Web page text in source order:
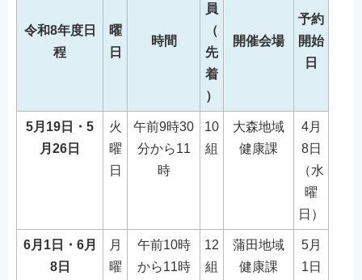
令和8年度日
程
曜
日
時間
員
（
先
着
）
開催会場
予約
開始
日
5月19日・5
月26日
火
曜
日
午前9時30
分から11
時
10
組
大森地域
健康課
4月
8日
（水
曜
日）
6月1日・6月
8日
月
曜
午前10時
から11時
12
組
蒲田地域
健康課
5月
1日